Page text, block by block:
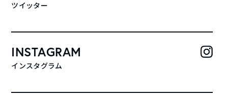
ツイッター
INSTAGRAM
インスタグラム